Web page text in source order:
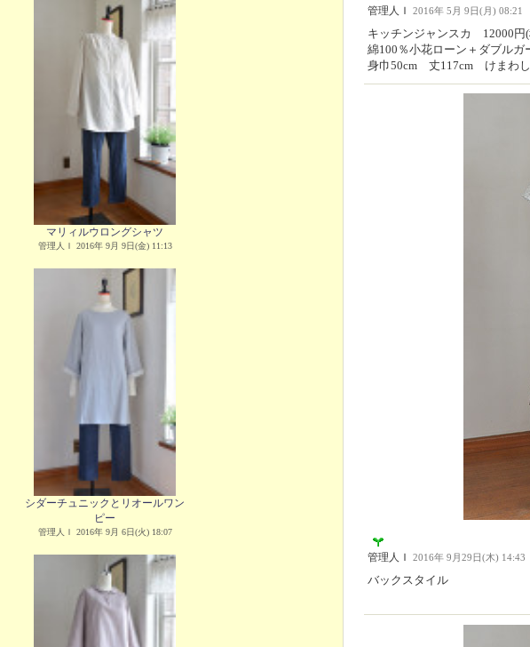
マリィルウロングシャツ
管理人Ｉ 2016年 9月 9日(金) 11:13
シダーチュニックとリオールワン
ピー
管理人Ｉ 2016年 9月 6日(火) 18:07
管理人Ｉ 2016年 5月 9日(月) 08:21
キッチンジャンスカ 12000円
綿100％小花ローン＋ダブル
身巾50cm 丈117cm けまわし
管理人Ｉ 2016年 9月29日(木) 14:43
バックスタイル